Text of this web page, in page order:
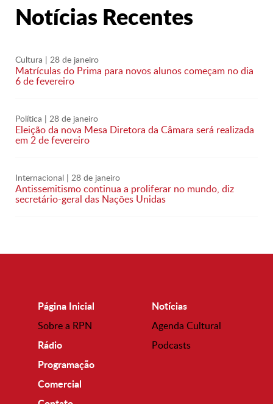
Notícias Recentes
Cultura | 28 de janeiro
Matrículas do Prima para novos alunos começam no dia
6 de fevereiro
Política | 28 de janeiro
Eleição da nova Mesa Diretora da Câmara será realizada
em 2 de fevereiro
Internacional | 28 de janeiro
Antissemitismo continua a proliferar no mundo, diz
secretário-geral das Nações Unidas
Página Inicial
Sobre a RPN
Rádio
Programação
Comercial
Notícias
Agenda Cultural
Podcasts